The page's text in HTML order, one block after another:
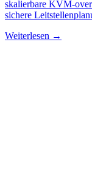
skalierbare KVM-
sichere
Weiterlesen →